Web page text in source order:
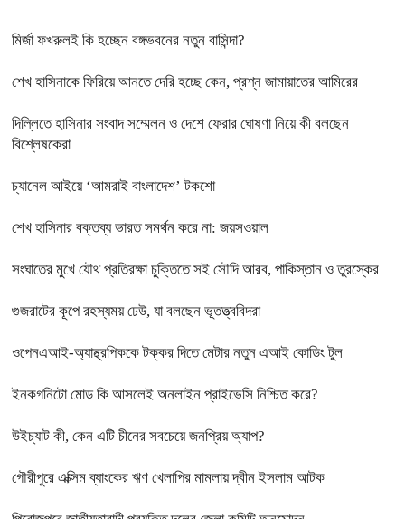
মির্জা ফখরুলই কি হচ্ছেন বঙ্গভবনের নতুন বাসিন্দা?
শেখ হাসিনাকে ফিরিয়ে আনতে দেরি হচ্ছে কেন, প্রশ্ন জামায়াতের আমিরের
দিল্লিতে হাসিনার সংবাদ সম্মেলন ও দেশে ফেরার ঘোষণা নিয়ে কী বলছেন
বিশ্লেষকেরা
চ্যানেল আইয়ে ‘আমরাই বাংলাদেশ’ টকশো
শেখ হাসিনার বক্তব্য ভারত সমর্থন করে না: জয়সওয়াল
সংঘাতের মুখে যৌথ প্রতিরক্ষা চুক্তিতে সই সৌদি আরব, পাকিস্তান ও তুরস্কের
গুজরাটের কূপে রহস্যময় ঢেউ, যা বলছেন ভূতত্ত্ববিদরা
ওপেনএআই-অ্যান্থ্রপিককে টক্কর দিতে মেটার নতুন এআই কোডিং টুল
ইনকগনিটো মোড কি আসলেই অনলাইন প্রাইভেসি নিশ্চিত করে?
উইচ্যাট কী, কেন এটি চীনের সবচেয়ে জনপ্রিয় অ্যাপ?
গৌরীপুরে এক্সিম ব্যাংকের ঋণ খেলাপির মামলায় দ্বীন ইসলাম আটক